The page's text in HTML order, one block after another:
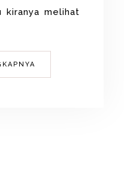
kiranya melihat